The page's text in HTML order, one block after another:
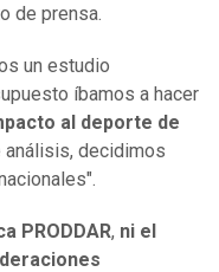
de prensa.
un estudio
íbamos a hacer
al deporte de
análisis, decidimos
PRODDAR, ni el